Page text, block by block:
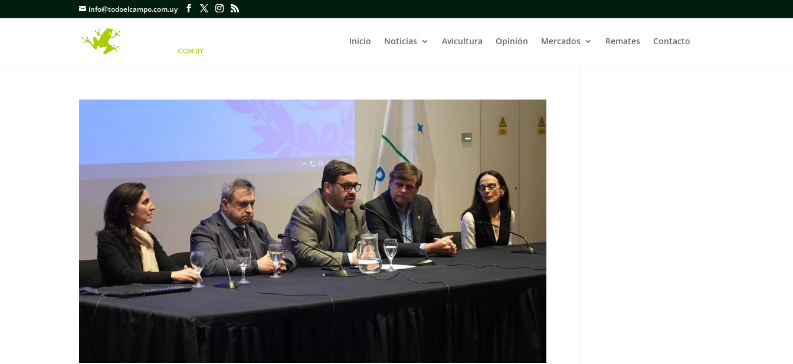
info@todoelcampo.com.uy
Inicio Noticias Avicultura Opinión Mercados Remates Contacto